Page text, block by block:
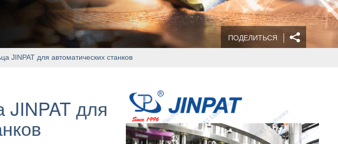
JINPAT для автоматических станков
ПОДЕЛИТЬСЯ
JINPAT для